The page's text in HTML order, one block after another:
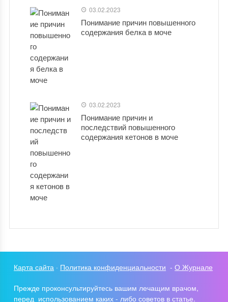
03.02.2023
Понимание причин повышенного
содержания белка в моче
03.02.2023
Понимание причин и
последствий повышенного
содержания кетонов в моче
Карта сайта · Политика конфиденциальности -О Журнале
Прежде проконсультируйтесь вашим лечащим врачом,
перед использованием каких - либо советов в статье.